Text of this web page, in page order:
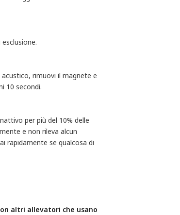
rimuovi il magnete e
10 secondi.
per più del 10% delle
e non rileva alcun
rapidamente se qualcosa di
altri allevatori che usano